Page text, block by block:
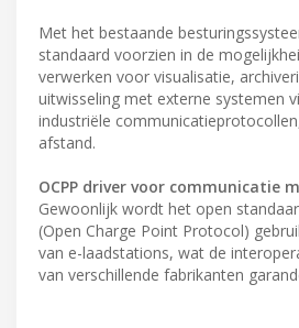
Met het bestaande
standaard voorzien in de
verwerken voor visualisatie,
uitwisseling met externe systemen
industriële
afstand.
OCPP driver voor communicatie
Gewoonlijk wordt het open
(Open Charge Point Protocol)
van e-laadstations, wat de
van verschillende fabrikanten